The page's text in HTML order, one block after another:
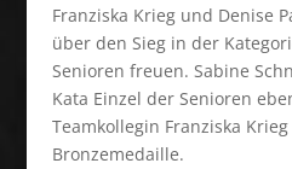
Franziska Krieg und Denise
über den Sieg in der
Senioren freuen. Sabine
Kata Einzel der Senioren
Teamkollegin Franziska
Bronzemedaille.